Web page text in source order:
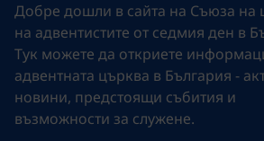
Добре дошли в сайта на Съюза на
на адвентистите от седмия ден в
Tук можете да откриете
адвентната църква в България -
новини, предстоящи събития и
възможности за служене.